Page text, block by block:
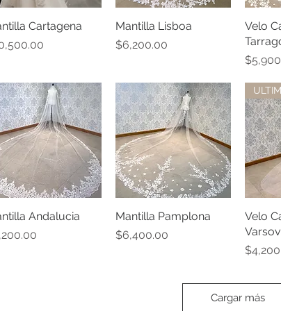
Vista rápida
Cartagena
Vista rápida
Mantilla Lisboa
Precio
$6,200.00
Velo
Precio
Vista rápida
Andalucia
Vista rápida
Mantilla Pamplona
Precio
$6,400.00
Velo
Precio
Cargar más